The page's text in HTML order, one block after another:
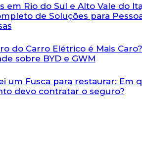
em Rio do Sul e Alto Vale do
de Soluções para
do Carro Elétrico é Mais
sobre BYD e GWM
um Fusca para restaurar: Em
devo contratar o seguro?